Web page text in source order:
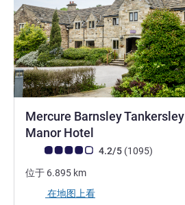
Mercure Barnsley Tankersley
Manor Hotel
客户意见评级 (ALL 评级)
4.2/5 (1095评论
)
位于 6.895 km
在地图上看